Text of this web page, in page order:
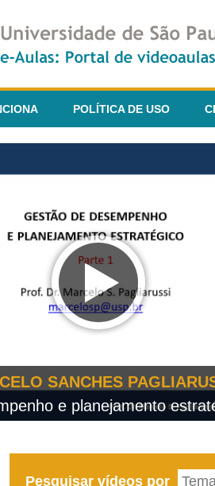
POLÍTICA DE USO
SANCHES
e planejamento
Pesquisar vídeos por